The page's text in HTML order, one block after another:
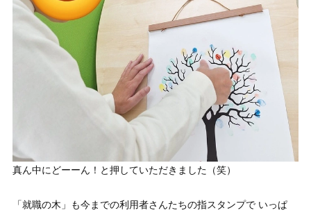
真ん中にどーーん！と押していただきました（笑）
「就職の木」も今までの利用者さんたちの指スタンプで いっぱ